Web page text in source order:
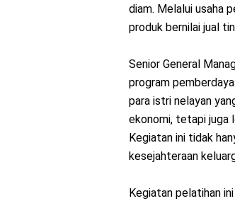
diam. Melalui usaha
produk bernilai jual
Senior General
program
para istri nelayan
ekonomi, tetapi juga
Kegiatan ini tidak
kesejahteraan
Kegiatan pelatihan